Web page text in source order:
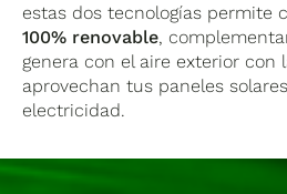
estas dos tecnologías permite
100% renovable,
genera con el aire exterior con
aprovechan tus paneles
electricidad.